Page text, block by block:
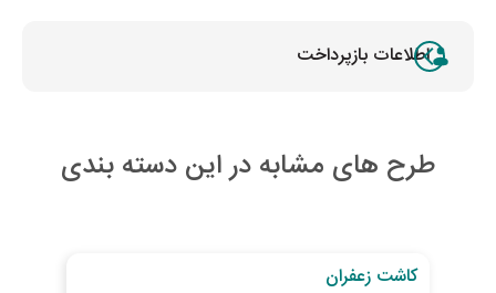
اطلاعات بازپرداخت
طرح های مشابه در این دسته بندی
کاشت زعفران